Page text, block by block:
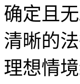
确定且
清晰的
理想情